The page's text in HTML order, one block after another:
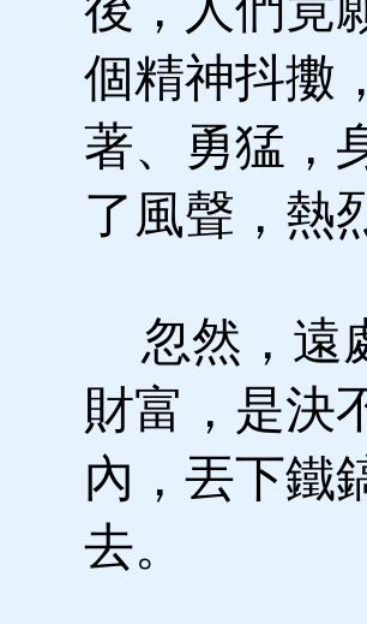
個精神抖擻
著、勇猛，
了風聲，熱
忽然，遠
財富，是決
內，丟下鐵
去。